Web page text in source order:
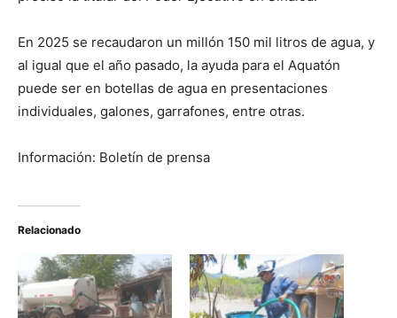
En 2025 se recaudaron un millón 150 mil litros de agua, y
al igual que el año pasado, la ayuda para el Aquatón
puede ser en botellas de agua en presentaciones
individuales, galones, garrafones, entre otras.
Información: Boletín de prensa
Relacionado